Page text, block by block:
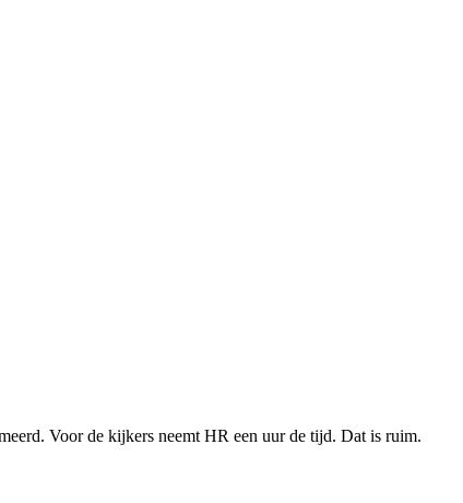
Voor de kijkers neemt HR een uur de tijd. Dat is ruim.